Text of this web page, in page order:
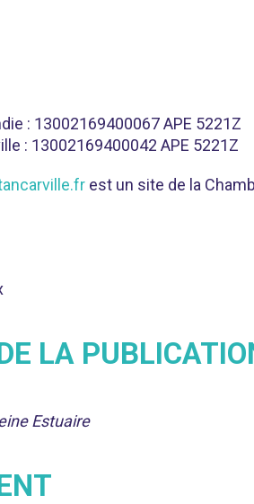
: 13002169400067 APE 5221Z
: 13002169400042 APE 5221Z
est un site de la
LA
Estuaire